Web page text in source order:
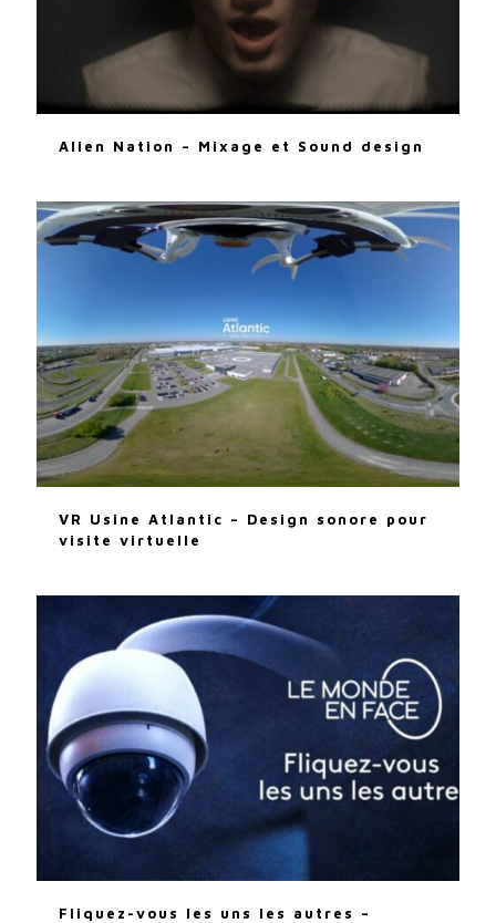
Alien Nation – Mixage et Sound design
VR Usine Atlantic – Design sonore pour
visite virtuelle
Fliquez-vous les uns les autres –